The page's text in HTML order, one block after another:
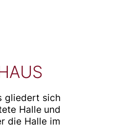
gliedert sich
Halle und
die Halle im